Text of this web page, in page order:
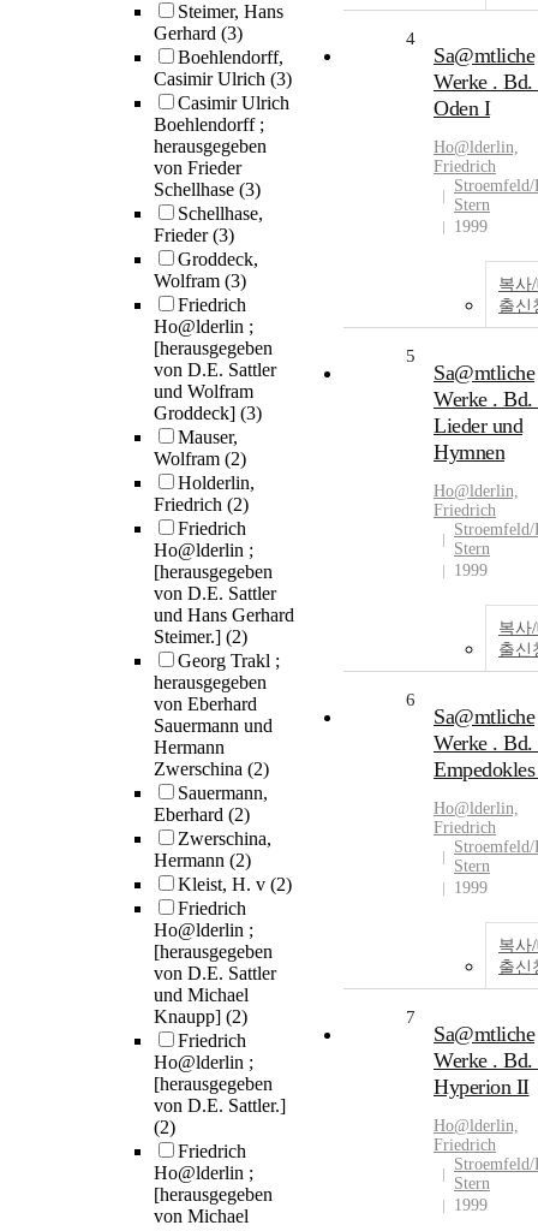
Steimer, Hans
Gerhard (3)
Boehlendorff,
Casimir Ulrich (3)
Casimir Ulrich
Boehlendorff ;
herausgegeben
von Frieder
Schellhase (3)
Schellhase,
Frieder(3)
Groddeck,
Wolfram (3)
Friedrich
Ho@lderlin ;
[herausgegeben
von D.E. Sattler
und Wolfram
Groddeck] (3)
Mauser,
Wolfram (2)
Holderlin,
Friedrich (2)
Friedrich
Ho@lderlin ;
[herausgegeben
von D.E. Sattler
und Hans Gerhard
Steimer.] (2)
Georg Trakl ;
herausgegeben
von Eberhard
Sauermann und
Hermann
Zwerschina (2)
Sauermann,
Eberhard (2)
Zwerschina,
Hermann (2)
Kleist, H. v (2)
Friedrich
Ho@lderlin ;
[herausgegeben
von D.E. Sattler
und Michael
Knaupp] (2)
Friedrich
Ho@lderlin ;
[herausgegeben
von D.E. Sattler.]
(2)
Friedrich
Ho@lderlin ;
[herausgegeben
von Michael
4
Sa@mtliche
Werke . Bd.
Oden I
Ho@lderlin,
Friedrich
Stroemfeld/
Stern
1999
복사
출신
5
Sa@mtliche
Werke . Bd.
Lieder und
Hymnen
Ho@lderlin,
Friedrich
Stroemfeld/
Stern
1999
복사
출신
6
Sa@mtliche
Werke . Bd.
Ho@lderlin,
Friedrich
Stroemfeld/
Stern
1999
복사
출신
7
Sa@mtliche
Werke . Bd.
Hyperion II
Ho@lderlin,
Friedrich
Stroemfeld/
Stern
1999